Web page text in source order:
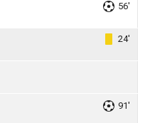
56'
24'
91'